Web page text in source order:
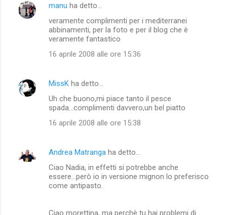
manu ha detto…
veramente complimenti per i mediterranei
abbinamenti, per la foto e per il blog che è
veramente fantastico
16 aprile 2008 alle ore 15:36
MissK ha detto…
Uh che buono,mi piace tanto il pesce
spada...complimenti davvero,un bel piatto
16 aprile 2008 alle ore 15:38
Andrea Matranga ha detto…
Ciao Nadia, in effetti si potrebbe anche
essere...però io in versione mignon lo preferisco
come antipasto.
Ciao morettina, ma perchè tu hai problemi di